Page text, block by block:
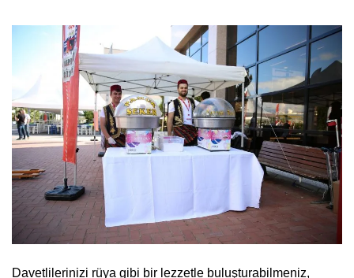
Davetlilerinizi rüya gibi bir lezzetle buluşturabilmeniz,